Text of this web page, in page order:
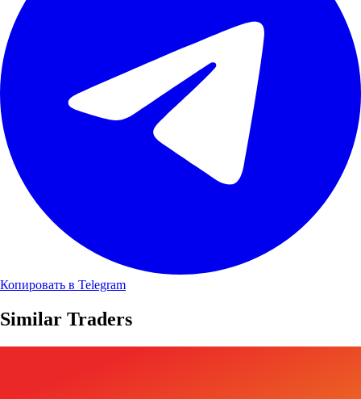
Копировать в Telegram
Similar Traders